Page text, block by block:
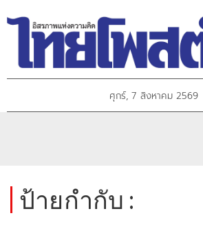
ศุกร์, 7 สิงหาคม 2569
ป้ายกำกับ :